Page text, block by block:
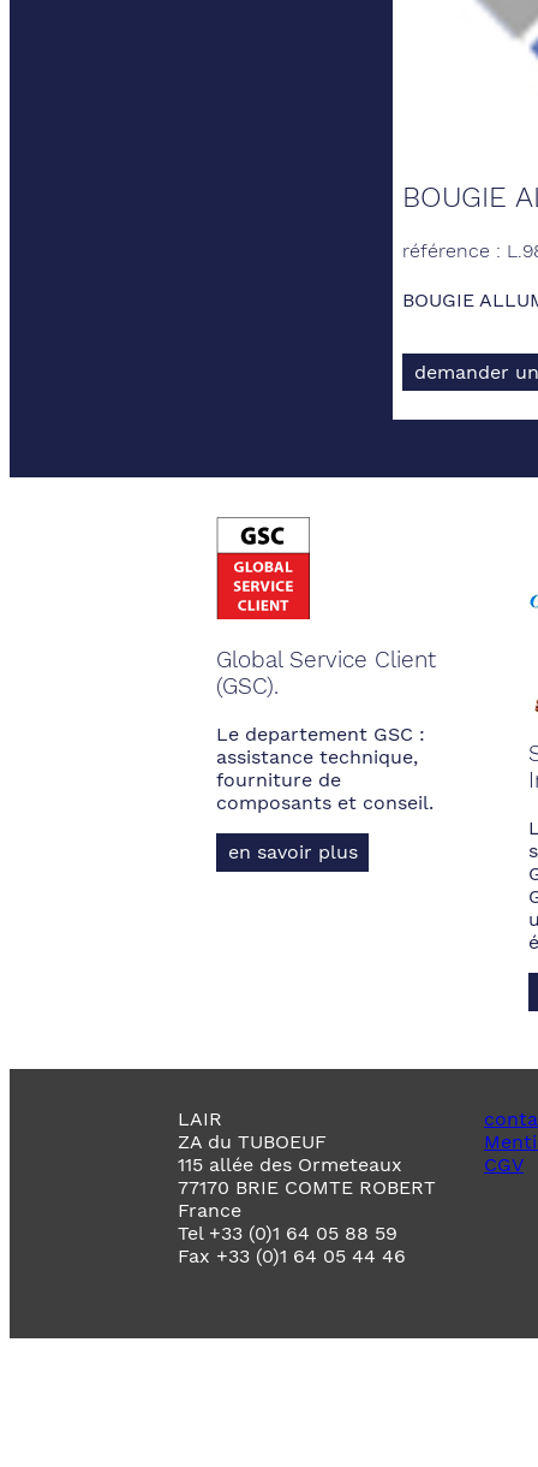
BOUGIE
référence :
BOUGIE
demander
Global Service Client
(GSC).
Le departement GSC :
assistance technique,
fourniture de
composants et conseil.
en savoir plus
LAIR
ZA du TUBOEUF
115 allée des Ormeteaux
77170 BRIE COMTE ROBERT
France
Tel +33 (0)1 64 05 88 59
Fax +33 (0)1 64 05 44 46
CGV